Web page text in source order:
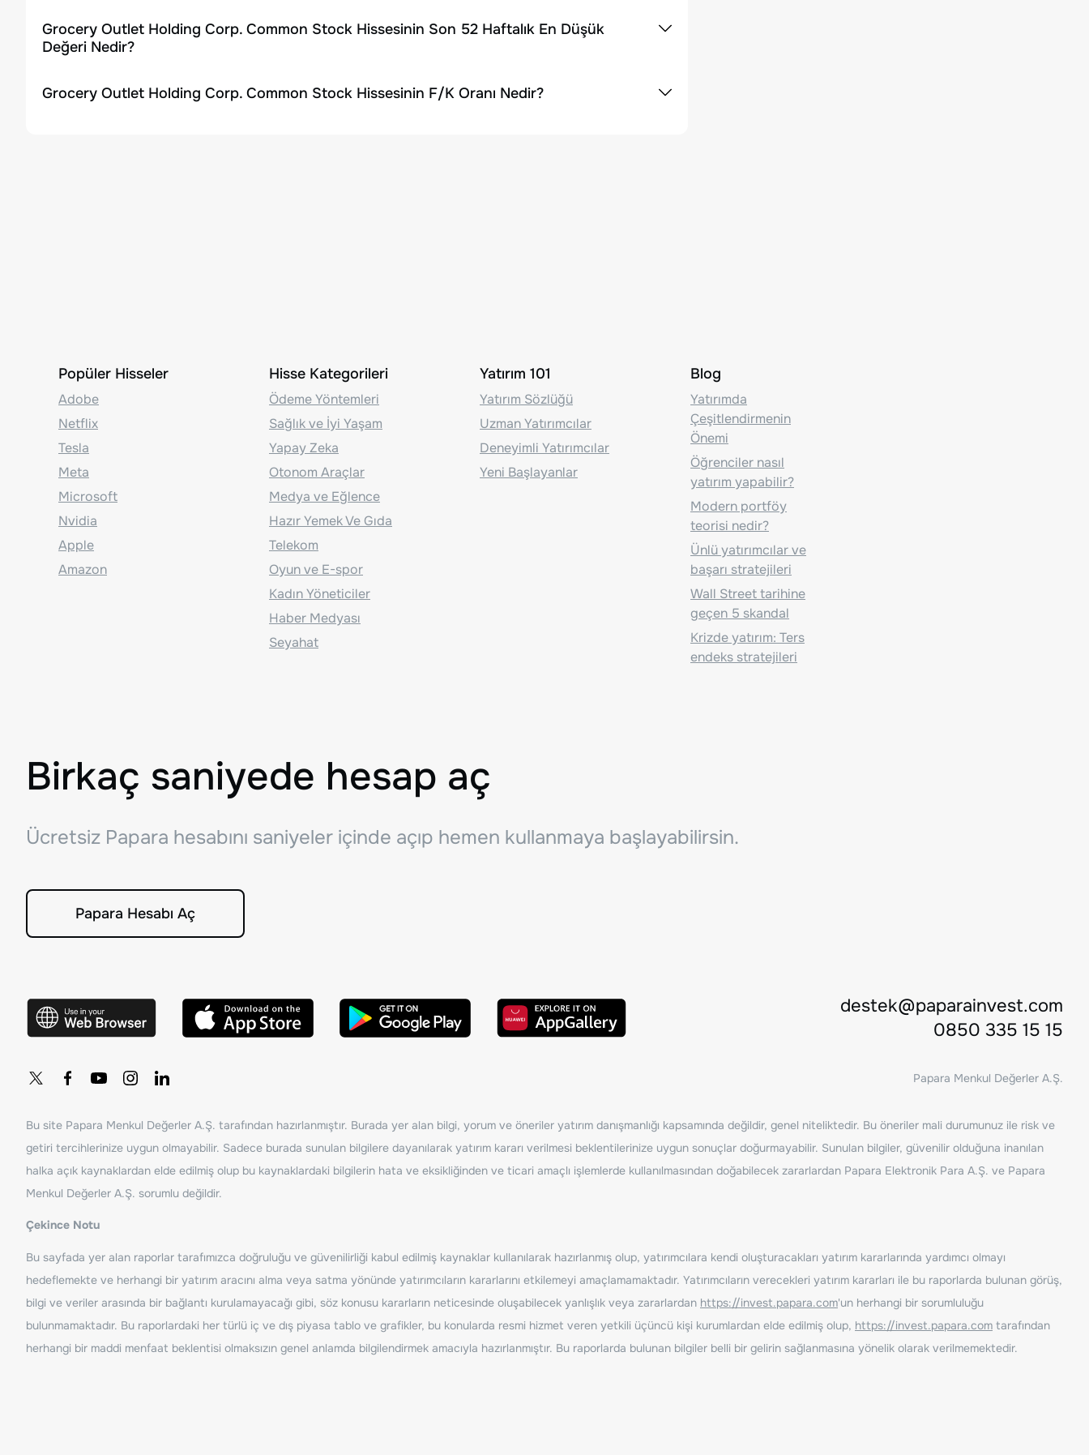
Grocery Outlet Holding Corp. Common Stock Hissesinin Son 52 Haftalık En Düşük
Değeri Nedir?
Grocery Outlet Holding Corp. Common Stock Hissesinin F/K Oranı Nedir?
Popüler Hisseler
Adobe
Netflix
Tesla
Meta
Microsoft
Nvidia
Apple
Amazon
Hisse Kategorileri
Ödeme Yöntemleri
Sağlık ve İyi Yaşam
Yapay Zeka
Otonom Araçlar
Medya ve Eğlence
Hazır Yemek Ve Gıda
Telekom
Oyun ve E-spor
Kadın Yöneticiler
Haber Medyası
Seyahat
Yatırım 101
Yatırım Sözlüğü
Uzman Yatırımcılar
Deneyimli Yatırımcılar
Yeni Başlayanlar
Blog
Yatırımda
Çeşitlendirmenin
Önemi
Öğrenciler nasıl
yatırım yapabilir?
Modern portföy
teorisi nedir?
Ünlü yatırımcılar ve
başarı stratejileri
Wall Street tarihine
geçen 5 skandal
Krizde yatırım: Ters
endeks stratejileri
Birkaç saniyede hesap aç
Ücretsiz Papara hesabını saniyeler içinde açıp hemen kullanmaya başlayabilirsin.
Papara Hesabı Aç
destek@paparainvest.com
0850 335 15 15
Papara Menkul Değerler A.Ş.
Bu site Papara Menkul Değerler A.Ş. tarafından hazırlanmıştır. Burada yer alan bilgi, yorum ve öneriler yatırım danışmanlığı kapsamında değildir, genel niteliktedir. Bu öneriler mali durumunuz ile risk ve
getiri tercihlerinize uygun olmayabilir. Sadece burada sunulan bilgilere dayanılarak yatırım kararı verilmesi beklentilerinize uygun sonuçlar doğurmayabilir. Sunulan bilgiler, güvenilir olduğuna inanılan
halka açık kaynaklardan elde edilmiş olup bu kaynaklardaki bilgilerin hata ve eksikliğinden ve ticari amaçlı işlemlerde kullanılmasından doğabilecek zararlardan Papara Elektronik Para A.Ş. ve Papara
Menkul Değerler A.Ş. sorumlu değildir.
Çekince Notu
Bu sayfada yer alan raporlar tarafımızca doğruluğu ve güvenilirliği kabul edilmiş kaynaklar kullanılarak hazırlanmış olup, yatırımcılara kendi oluşturacakları yatırım kararlarında yardımcı olmayı
hedeflemekte ve herhangi bir yatırım aracını alma veya satma yönünde yatırımcıların kararlarını etkilemeyi amaçlamamaktadır. Yatırımcıların verecekleri yatırım kararları ile bu raporlarda bulunan görüş,
bilgi ve veriler arasında bir bağlantı kurulamayacağı gibi, söz konusu kararların neticesinde oluşabilecek yanlışlık veya zararlardan https://invest.papara.com'un herhangi bir sorumluluğu
bulunmamaktadır. Bu raporlardaki her türlü iç ve dış piyasa tablo ve grafikler, bu konularda resmi hizmet veren yetkili üçüncü kişi kurumlardan elde edilmiş olup, https://invest.papara.com tarafından
herhangi bir maddi menfaat beklentisi olmaksızın genel anlamda bilgilendirmek amacıyla hazırlanmıştır. Bu raporlarda bulunan bilgiler belli bir gelirin sağlanmasına yönelik olarak verilmemektedir.